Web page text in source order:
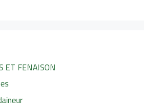
ET FENAISON